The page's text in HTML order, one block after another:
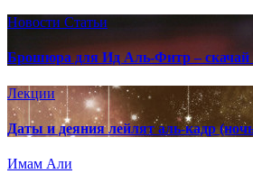
Новости Статьи
Брошюра для Ид Аль-Фитр – скачай
Лекции
Даты и деяния лейлят аль-кадр
Имам Али